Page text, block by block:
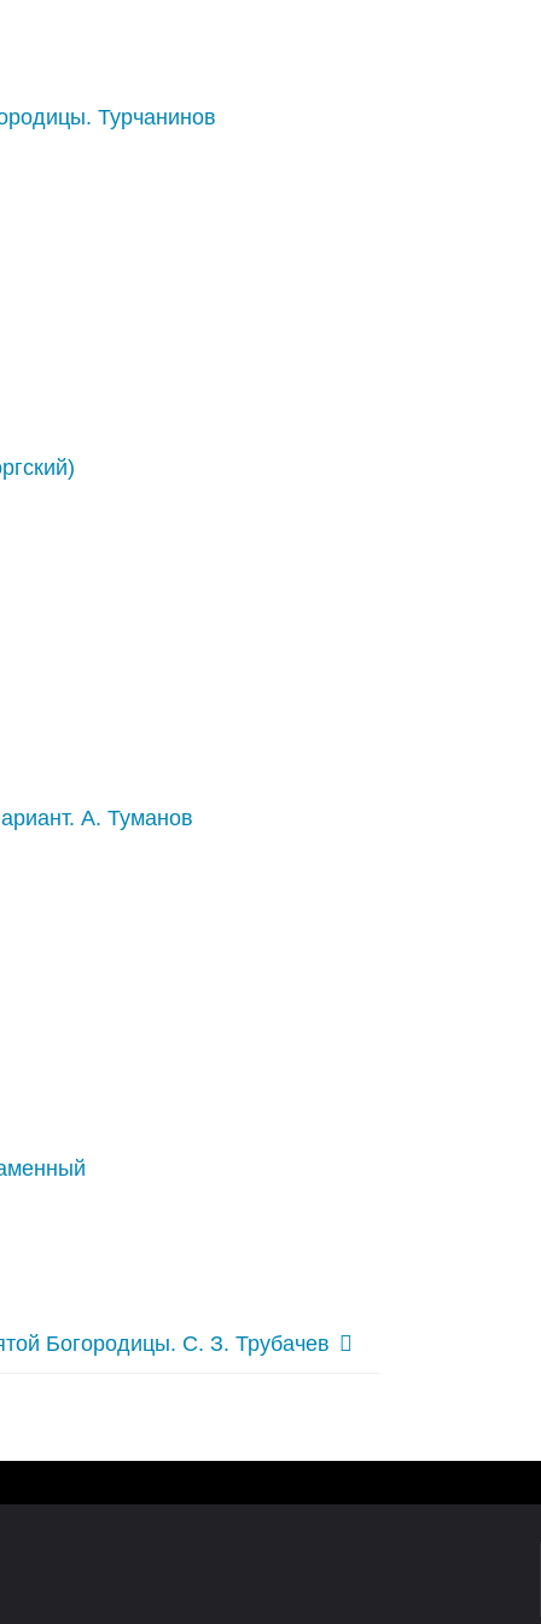
Турчанинов
А. Туманов
Богородицы. С. З. Трубачев